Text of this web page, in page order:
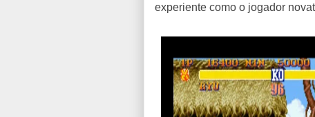
experiente como o jogador